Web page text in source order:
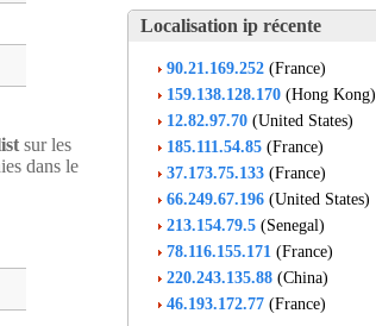
sur les
dans le
Localisation ip récente
90.21.169.252 (France)
159.138.128.170 (Hong Kong)
12.82.97.70 (United States)
185.111.54.85 (France)
37.173.75.133 (France)
66.249.67.196 (United States)
213.154.79.5 (Senegal)
78.116.155.171 (France)
220.243.135.88 (China)
46.193.172.77 (France)